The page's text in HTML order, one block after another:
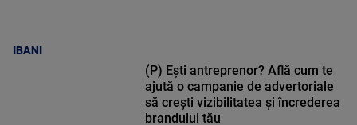
IBANI
(P) Ești antreprenor? Află cum te
ajută o campanie de advertoriale
să crești vizibilitatea și încrederea
brandului tău